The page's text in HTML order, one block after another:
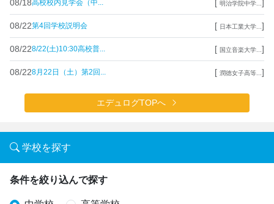
08/18高校校内見学会（中... [ 明治学院中学... ]
08/22第4回学校説明会 [ 日本工業大学... ]
08/228/22(土)10:30高校普... [ 国立音楽大学... ]
08/228月22日（土）第2回... [ 潤徳女子高等... ]
エデュログTOPへ
学校を探す
条件を絞り込んで探す